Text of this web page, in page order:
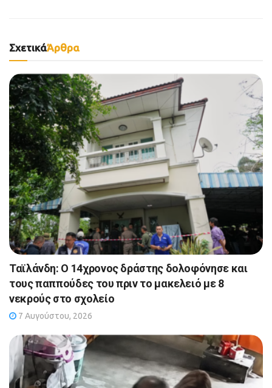
ΣχετικάΆρθρα
Ταϊλάνδη: Ο 14χρονος δράστης δολοφόνησε και
τους παππούδες του πριν το μακελειό με 8
νεκρούς στο σχολείο
7 Αυγούστου, 2026